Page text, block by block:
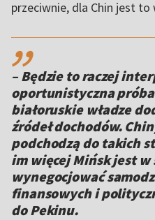
przeciwnie, dla Chin jest to
,,
– Będzie to raczej
oportunistyczna
białoruskie władze
źródeł dochodów.
podchodzą do takich
im więcej Mińsk jest
wynegocjować
finansowych i
do Pekinu.